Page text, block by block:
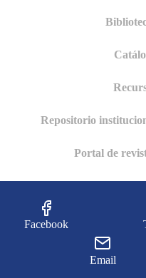
Repositorio
Portal de
Facebook
Email